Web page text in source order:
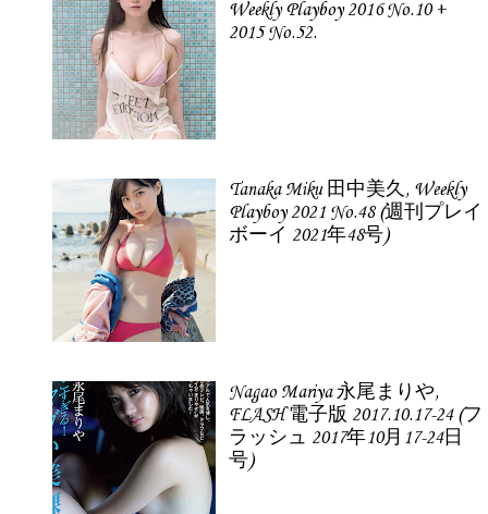
Weekly Playboy 2016 No.10 +
2015 No.52.
Tanaka Miku 田中美久, Weekly
Playboy 2021 No.48 (週刊プレイ
ボーイ 2021年48号)
Nagao Mariya 永尾まりや,
FLASH 電子版 2017.10.17-24 (フ
ラッシュ 2017年10月17-24日
号)